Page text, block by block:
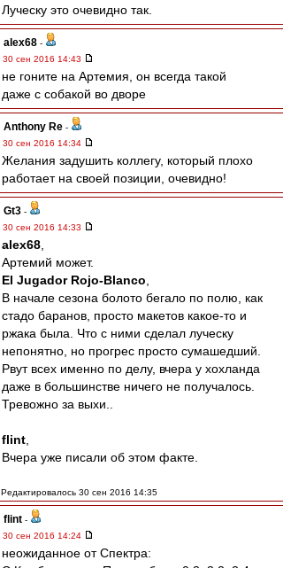
Луческу это очевидно так.
alex68 -
30 сен 2016 14:43
не гоните на Артемия, он всегда такой
даже с собакой во дворе
Anthony Re -
30 сен 2016 14:34
Желания задушить коллегу, который плохо
работает на своей позиции, очевидно!
Gt3 -
30 сен 2016 14:33
alex68
Артемий может.
El Jugador Rojo-Blanco
В начале сезона болото бегало по полю, как
стадо баранов, просто макетов какое-то и
ржака была. Что с ними сделал луческу
непонятно, но прогрес просто сумашедший.
Рвут всех именно по делу, вчера у хохланда
даже в большинстве ничего не получалось.
Тревожно за выхи..
flint
Вчера уже писали об этом факте.
Редактировалось 30 сен 2016 14:35
flint -
30 сен 2016 14:24
неожиданное от Спектра: